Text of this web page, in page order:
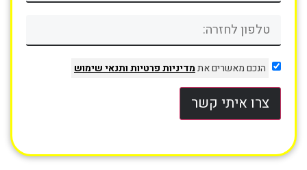
הנכם מאשרים אתמדיניות פרטיותותנאי שימוש
צרו איתי קשר